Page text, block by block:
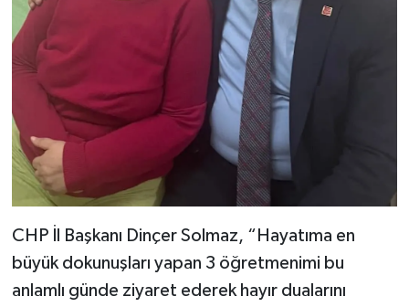
CHP İl Başkanı Dinçer Solmaz, “Hayatıma en
büyük dokunuşları yapan 3 öğretmenimi bu
anlamlı günde ziyaret ederek hayır dualarını